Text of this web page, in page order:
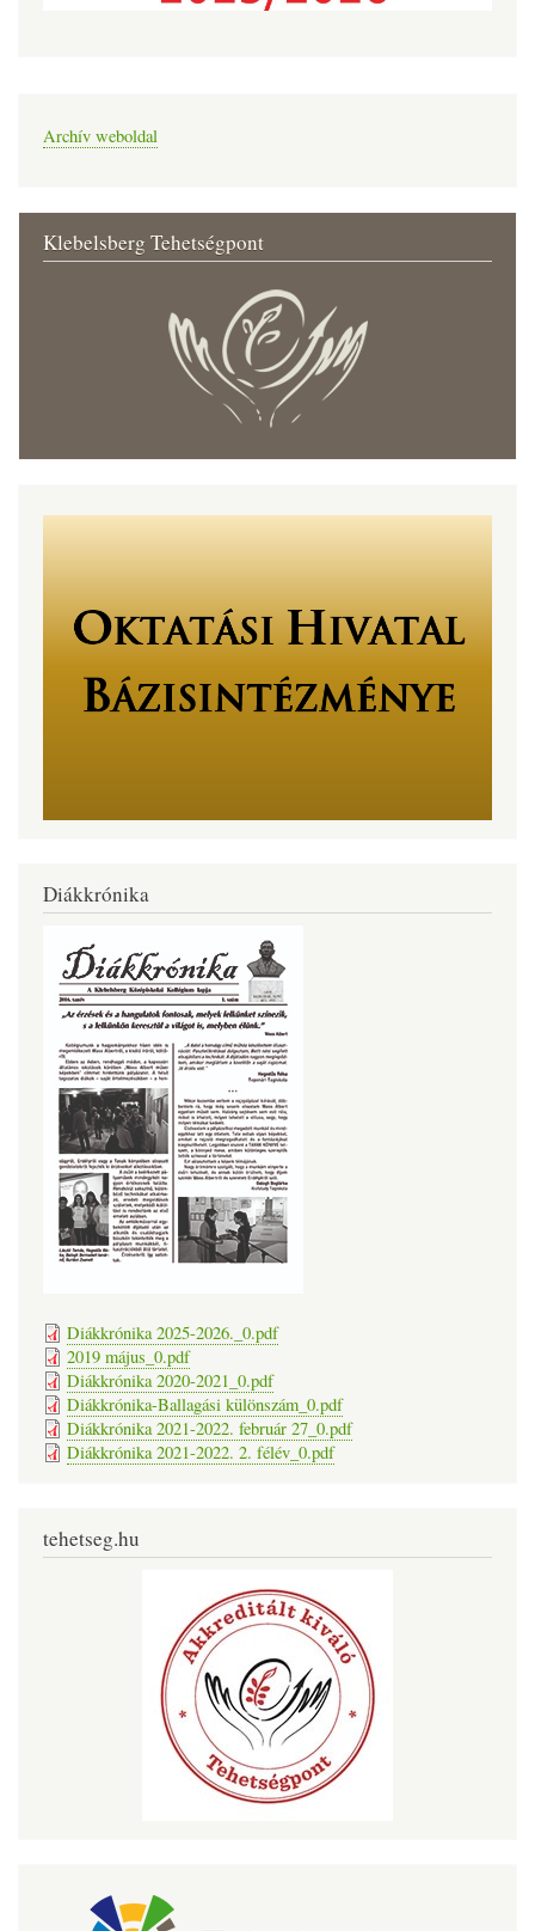
Archív weboldal
Klebelsberg Tehetségpont
Diákkrónika
Diákkrónika 2025-2026._0.pdf
2019 május_0.pdf
Diákkrónika 2020-2021_0.pdf
Diákkrónika-Ballagási különszám_0.pdf
Diákkrónika 2021-2022. február 27_0.pdf
Diákkrónika 2021-2022. 2. félév_0.pdf
tehetseg.hu